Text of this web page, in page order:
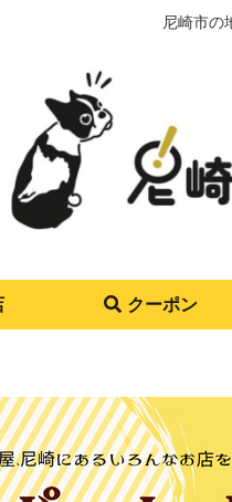
尼崎市の
クーポン